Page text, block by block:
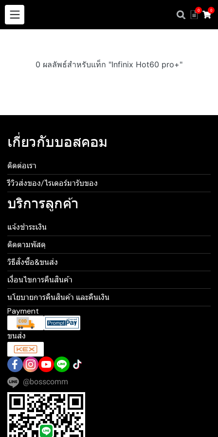
0 0
0 ผลลัพธ์สำหรับแท็ก "Infinix Hot60 pro+"
เกี่ยวกับบอสคอม
ติดต่อเรา
รีวิวส่งของ/ไรเดอร์มารับของ
บริการลูกค้า
แจ้งชำระเงิน
ติดตามพัสดุ
วิธีสั่งซื้อ&ขนส่ง
เงื่อนไขการคืนสินค้า
นโยบายการคืนสินค้า และคืนเงิน
Payment
ขนส่ง
@bosscomm